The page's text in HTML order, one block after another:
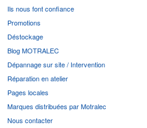
Ils nous font confiance
Promotions
Déstockage
Blog MOTRALEC
Dépannage sur site / Intervention
Réparation en atelier
Pages locales
Marques distribuées par Motralec
Nous contacter